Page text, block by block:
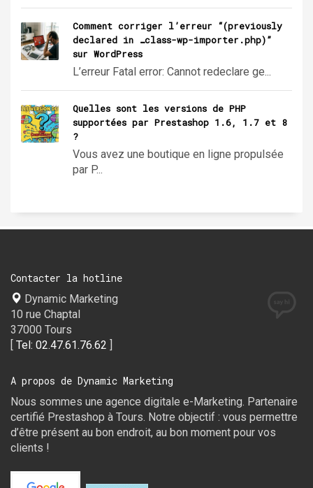
Comment corriger l’erreur “(previously
declared in …class-wp-importer.php)”
sur WordPress
L’erreur Fatal error: Cannot redeclare ge...
Quelles sont les versions de PHP
supportées par Prestashop 1.6, 1.7 et 8
?
Vous avez une boutique en ligne propulsée
par P...
Contacter la hotline
Dynamic Marketing
10 rue Chaptal
37000 Tours
[ Tel: 02.47.61.76.62 ]
A propos de Dynamic Marketing
Nous sommes une agence digitale e-Marketing. Partenaire
certifié Prestashop à Tours. Notre objectif : vous permettre
d’être présent au bon endroit, au bon moment pour vos
clients !